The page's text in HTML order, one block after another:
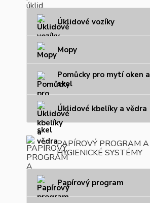
Úklidové vozíky
Mopy
Pomůcky pro mytí oken a
skel
Úklidové kbelíky a vědra
PAPÍROVÝ PROGRAM A
HYGIENICKÉ SYSTÉMY
Papírový program